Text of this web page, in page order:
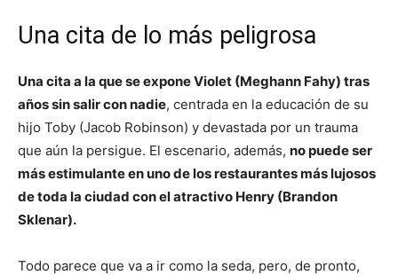
Una cita de lo más peligrosa
Una cita a la que se expone Violet (Meghann Fahy) tras
años sin salir con nadie, centrada en la educación de su
hijo Toby (Jacob Robinson) y devastada por un trauma
que aún la persigue. El escenario, además, no puede ser
más estimulante en uno de los restaurantes más lujosos
de toda la ciudad con el atractivo Henry (Brandon
Sklenar).
Todo parece que va a ir como la seda, pero, de pronto,